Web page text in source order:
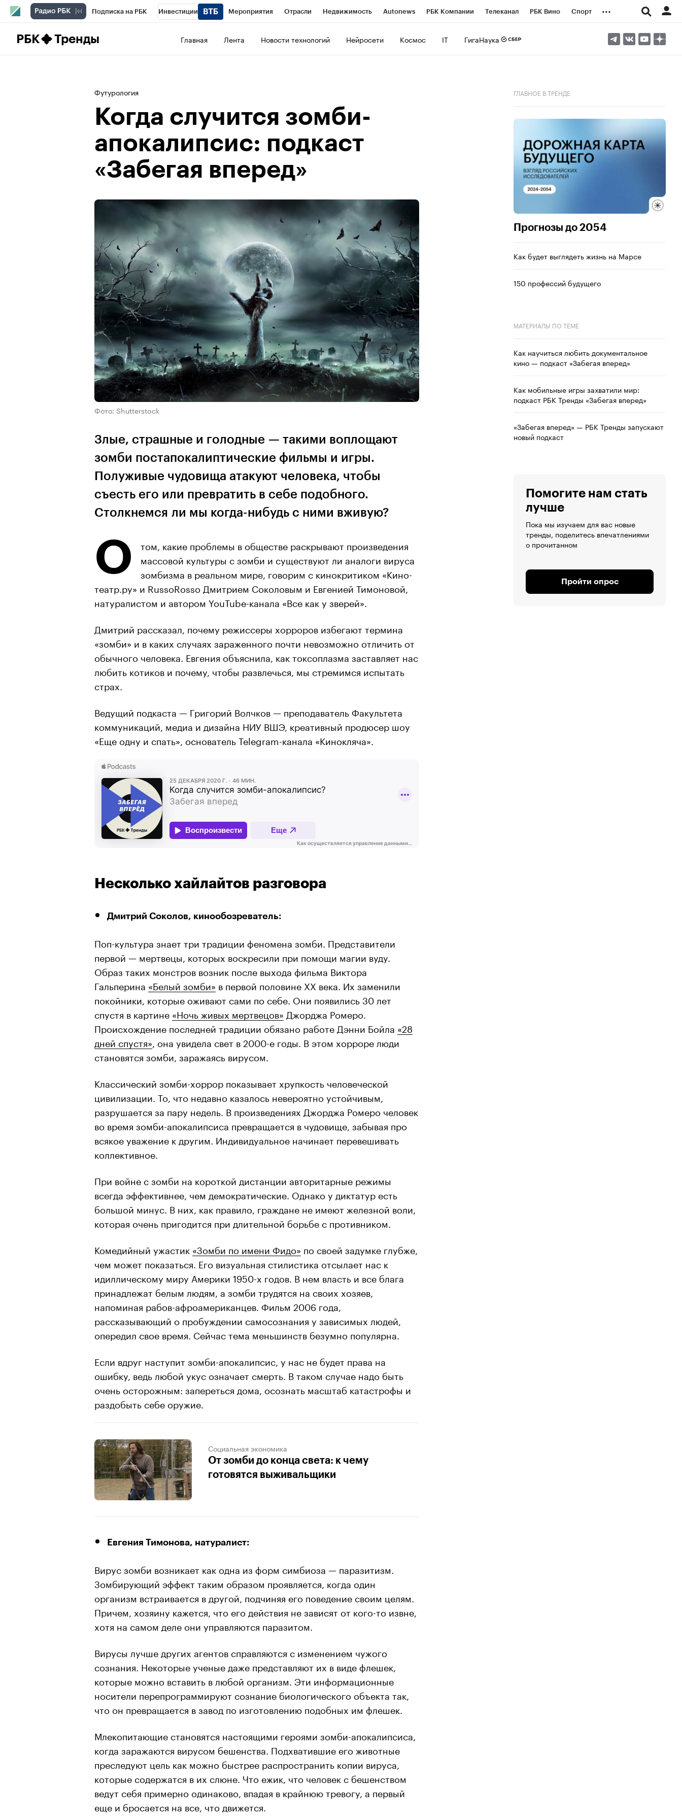
Подписка на РБК Инвестиции Мероприятия Отрасли Недвижимость Autonews РБК Компании Телеканал РБК Вино Спорт ...
РБК Тренды Главная Лента Новости технологий Нейросети Космос IT ГигаНаука
Футурология
Когда случится зомби-
апокалипсис: подкаст
«Забегая вперед»
Фото: Shutterstock
Злые, страшные и голодные — такими воплощают
зомби постапокалиптические фильмы и игры.
Полуживые чудовища атакуют человека, чтобы
съесть его или превратить в себе подобного.
Столкнемся ли мы когда-нибудь с ними вживую?
О
том, какие проблемы в обществе раскрывают произведения
массовой культуры с зомби и существуют ли аналоги вируса
зомбизма в реальном мире, говорим с кинокритиком «Кино-
театр.ру» и RussoRosso Дмитрием Соколовым и Евгенией Тимоновой,
натуралистом и автором YouTube-канала «Все как у зверей».
Дмитрий рассказал, почему режиссеры хорроров избегают термина
«зомби» и в каких случаях зараженного почти невозможно отличить от
обычного человека. Евгения объяснила, как токсоплазма заставляет нас
любить котиков и почему, чтобы развлечься, мы стремимся испытать
страх.
Ведущий подкаста — Григорий Волчков — преподаватель Факультета
коммуникаций, медиа и дизайна НИУ ВШЭ, креативный продюсер шоу
«Еще одну и спать», основатель Telegram-канала «Кинокляча».
Несколько хайлайтов разговора
Дмитрий Соколов, кинообозреватель:
Поп-культура знает три традиции феномена зомби. Представители
первой — мертвецы, которых воскресили при помощи магии вуду.
Образ таких монстров возник после выхода фильма Виктора
Гальперина «Белый зомби» в первой половине XX века. Их заменили
покойники, которые оживают сами по себе. Они появились 30 лет
спустя в картине «Ночь живых мертвецов» Джорджа Ромеро.
Происхождение последней традиции обязано работе Дэнни Бойла «28
дней спустя» , она увидела свет в 2000-е годы. В этом хорроре люди
становятся зомби, заражаясь вирусом.
Классический зомби-хоррор показывает хрупкость человеческой
цивилизации. То, что недавно казалось невероятно устойчивым,
разрушается за пару недель. В произведениях Джорджа Ромеро человек
во время зомби-апокалипсиса превращается в чудовище, забывая про
всякое уважение к другим. Индивидуальное начинает перевешивать
коллективное.
При войне с зомби на короткой дистанции авторитарные режимы
всегда эффективнее, чем демократические. Однако у диктатур есть
большой минус. В них, как правило, граждане не имеют железной воли,
которая очень пригодится при длительной борьбе с противником.
Комедийный ужастик «Зомби по имени Фидо» по своей задумке глубже,
чем может показаться. Его визуальная стилистика отсылает нас к
идиллическому миру Америки 1950-х годов. В нем власть и все блага
принадлежат белым людям, а зомби трудятся на своих хозяев,
напоминая рабов-афроамериканцев. Фильм 2006 года,
рассказывающий о пробуждении самосознания у зависимых людей,
опередил свое время. Сейчас тема меньшинств безумно популярна.
Если вдруг наступит зомби-апокалипсис, у нас не будет права на
ошибку, ведь любой укус означает смерть. В таком случае надо быть
очень осторожным: запереться дома, осознать масштаб катастрофы и
раздобыть себе оружие.
Социальная экономика
От зомби до конца света: к чему
готовятся выживальщики
Евгения Тимонова, натуралист:
Вирус зомби возникает как одна из форм симбиоза — паразитизм.
Зомбирующий эффект таким образом проявляется, когда один
организм встраивается в другой, подчиняя его поведение своим целям.
Причем, хозяину кажется, что его действия не зависят от кого-то извне,
хотя на самом деле они управляются паразитом.
Вирусы лучше других агентов справляются с изменением чужого
сознания. Некоторые ученые даже представляют их в виде флешек,
которые можно вставить в любой организм. Эти информационные
носители перепрограммируют сознание биологического объекта так,
что он превращается в завод по изготовлению подобных им флешек.
Млекопитающие становятся настоящими героями зомби-апокалипсиса,
когда заражаются вирусом бешенства. Подхватившие его животные
преследуют цель как можно быстрее распространить копии вируса,
которые содержатся в их слюне. Что ежик, что человек с бешенством
ведут себя примерно одинаково, впадая в крайнюю тревогу, а первый
еще и бросается на все, что движется.
ГЛАВНОЕ В ТРЕНДЕ
Прогнозы до 2054
Как будет выглядеть жизнь на Марсе
150 профессий будущего
МАТЕРИАЛЫ ПО ТЕМЕ
Как научиться любить документальное
кино — подкаст «Забегая вперед»
Как мобильные игры захватили мир:
подкаст РБК Тренды «Забегая вперед»
«Забегая вперед» — РБК Тренды запускают
новый подкаст
Помогите нам стать
лучше
Пока мы изучаем для вас новые
тренды, поделитесь впечатлениями
о прочитанном
Пройти опрос